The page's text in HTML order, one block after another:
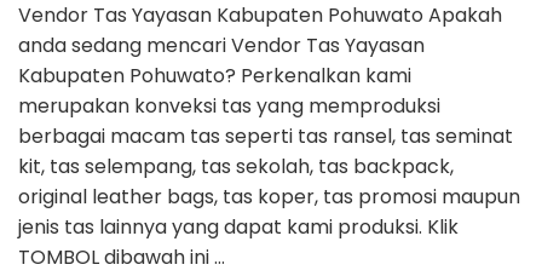
Vendor Tas Yayasan Kabupaten Pohuwato Apakah
anda sedang mencari Vendor Tas Yayasan
Kabupaten Pohuwato? Perkenalkan kami
merupakan konveksi tas yang memproduksi
berbagai macam tas seperti tas ransel, tas seminat
kit, tas selempang, tas sekolah, tas backpack,
original leather bags, tas koper, tas promosi maupun
jenis tas lainnya yang dapat kami produksi. Klik
TOMBOL dibawah ini …